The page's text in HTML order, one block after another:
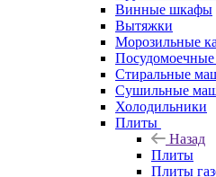
Винные шкафы
Вытяжки
Морозильные
Стиральные
Сушильные
Холодильники
Плиты
Назад
Плиты
Плиты